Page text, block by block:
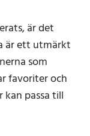
är det
är ett utmärkt
som
favoriter och
passa till